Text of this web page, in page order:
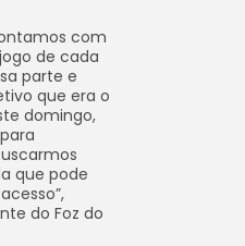
com
de cada
parte e
que era o
domingo,
que pode
do Foz do